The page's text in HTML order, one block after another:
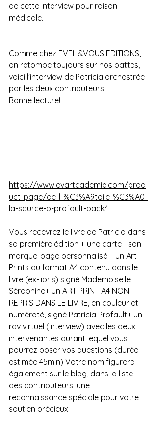
de cette interview pour raison
médicale.
Comme chez EVEIL&VOUS EDITIONS,
on retombe toujours sur nos pattes,
voici l'interview de Patricia orchestrée
par les deux contributeurs.
Bonne lecture!
https://www.evartcademie.com/prod
uct-page/de-l-%C3%A9toile-%C3%A0-
la-source-p-profault-pack4
Vous recevrez le livre de Patricia dans
sa première édition + une carte +son
marque-page personnalisé.+ un Art
Prints au format A4 contenu dans le
livre (ex-libris) signé Mademoiselle
Séraphine+ un ART PRINT A4 NON
REPRIS DANS LE LIVRE, en couleur et
numéroté, signé Patricia Profault+ un
rdv virtuel (interview) avec les deux
intervenantes durant lequel vous
pourrez poser vos questions (durée
estimée 45min) Votre nom figurera
également sur le blog, dans la liste
des contributeurs: une
reconnaissance spéciale pour votre
soutien précieux.